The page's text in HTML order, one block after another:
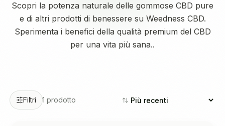
Scopri la potenza naturale delle gommose CBD pure
e di altri prodotti di benessere su Weedness CBD.
Sperimenta i benefici della qualità premium del CBD
per una vita più sana..
Filtri 1 prodotto